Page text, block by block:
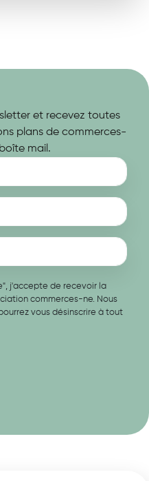
et recevez toutes
plans de commerces-
mail.
j'accepte de recevoir la
commerces-ne. Nous
vous désinscrire à tout